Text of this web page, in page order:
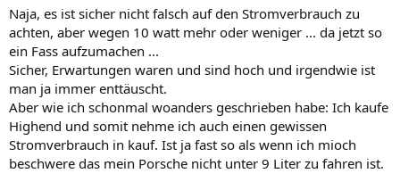
Naja, es ist sicher nicht falsch auf den Stromverbrauch zu
achten, aber wegen 10 watt mehr oder weniger ... da jetzt so
ein Fass aufzumachen ...
Sicher, Erwartungen waren und sind hoch und irgendwie ist
man ja immer enttäuscht.
Aber wie ich schonmal woanders geschrieben habe: Ich kaufe
Highend und somit nehme ich auch einen gewissen
Stromverbrauch in kauf. Ist ja fast so als wenn ich mioch
beschwere das mein Porsche nicht unter 9 Liter zu fahren ist.